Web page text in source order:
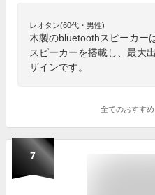
レオタン(60代・男性)
木製のbluetoothスピーカー
スピーカーを搭載し、最大
ザインです。
全てのおすすめ
7